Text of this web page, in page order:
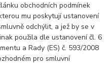
obchodních podmínek
mu poskytují ustanovení
odchýlit, a jež by se v
použila dle ustanovení čl. 6
a Rady (ES) č. 593/2008
pro smluvní